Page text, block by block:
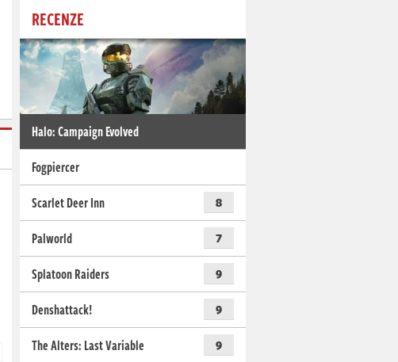
RECENZE
Halo: Campaign Evolved
Fogpiercer
Scarlet Deer Inn
8
Palworld 7
Splatoon Raiders 9
Denshattack! 9
The Alters: Last Variable 9